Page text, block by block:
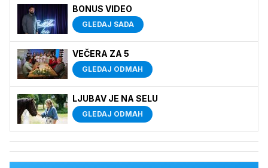
BONUS VIDEO
GLEDAJ SADA
VEČERA ZA 5
GLEDAJ ODMAH
LJUBAV JE NA SELU
GLEDAJ ODMAH